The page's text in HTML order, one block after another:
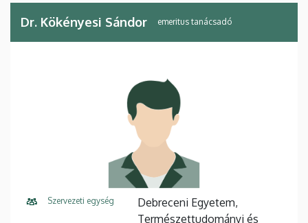
Dr. Kökényesi Sándor emeritus tanácsadó
Szervezeti egység
Debreceni Egyetem,
Természettudományi és